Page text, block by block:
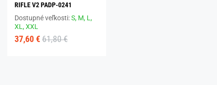
RIFLE V2 PADP-0241
Dostupné veľkosti:S, M, L,
XL,XXL
37,60 € 61,80 €